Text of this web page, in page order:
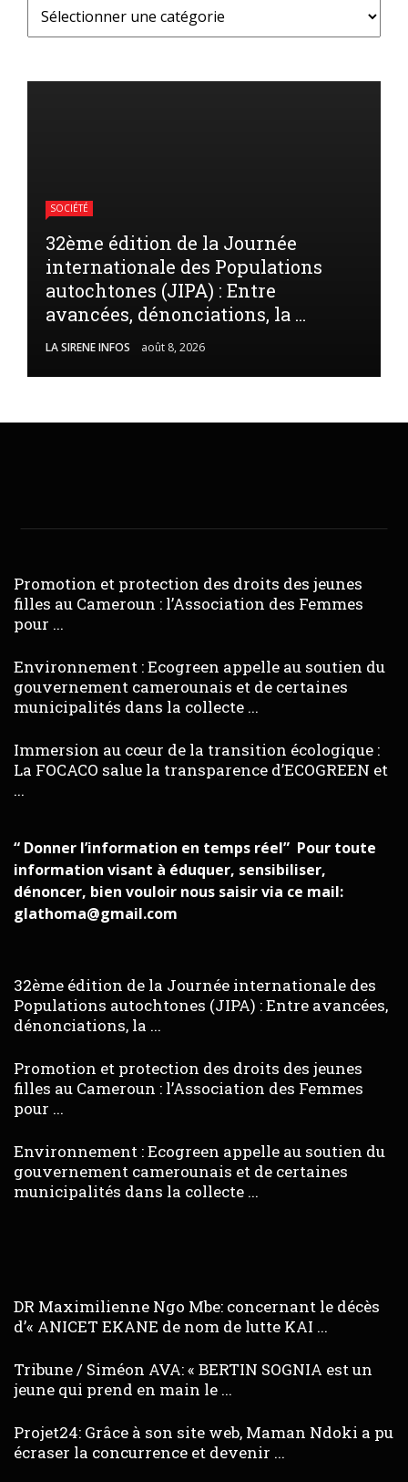
SOCIÉTÉ
32ème édition de la Journée
internationale des Populations
autochtones (JIPA) : Entre
avancées, dénonciations, la ...
LA SIRENE INFOS août 8, 2026
Promotion et protection des droits des jeunes
filles au Cameroun : l’Association des Femmes
pour ...
Environnement : Ecogreen appelle au soutien du
gouvernement camerounais et de certaines
municipalités dans la collecte ...
Immersion au cœur de la transition écologique :
La FOCACO salue la transparence d’ECOGREEN et
...
“ Donner l’information en temps réel” Pour toute
information visant à éduquer, sensibiliser,
dénoncer, bien vouloir nous saisir via ce mail:
glathoma@gmail.com
32ème édition de la Journée internationale des
Populations autochtones (JIPA) : Entre avancées,
dénonciations, la ...
Promotion et protection des droits des jeunes
filles au Cameroun : l’Association des Femmes
pour ...
Environnement : Ecogreen appelle au soutien du
gouvernement camerounais et de certaines
municipalités dans la collecte ...
DR Maximilienne Ngo Mbe: concernant le décès
d’« ANICET EKANE de nom de lutte KAI ...
Tribune / Siméon AVA: « BERTIN SOGNIA est un
jeune qui prend en main le ...
Projet24: Grâce à son site web, Maman Ndoki a pu
écraser la concurrence et devenir ...